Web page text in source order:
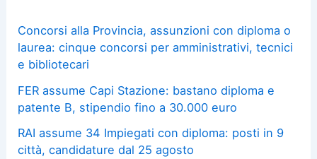
Concorsi alla Provincia, assunzioni con diploma o
laurea: cinque concorsi per amministrativi, tecnici
e bibliotecari
FER assume Capi Stazione: bastano diploma e
patente B, stipendio fino a 30.000 euro
RAI assume 34 Impiegati con diploma: posti in 9
città, candidature dal 25 agosto